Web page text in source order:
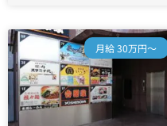
月給 30万円～